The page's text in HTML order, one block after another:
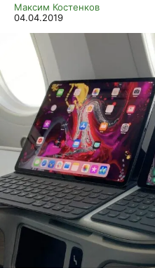
Максим Костенков
04.04.2019